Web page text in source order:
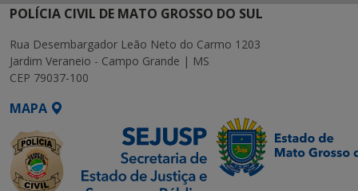
POLÍCIA CIVIL DE MATO GROSSO DO SUL
Rua Desembargador Leão Neto do Carmo 1203
Jardim Veraneio - Campo Grande | MS
CEP 79037-100
MAPA